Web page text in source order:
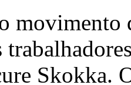
movimento
Skokka.